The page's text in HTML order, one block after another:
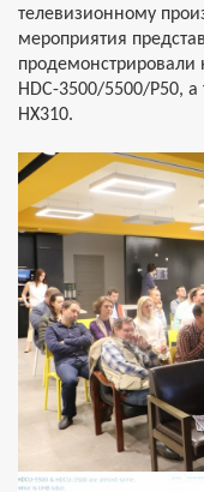
телевизионному
мероприятия
HDC-3500/5500/P50,
HX310.